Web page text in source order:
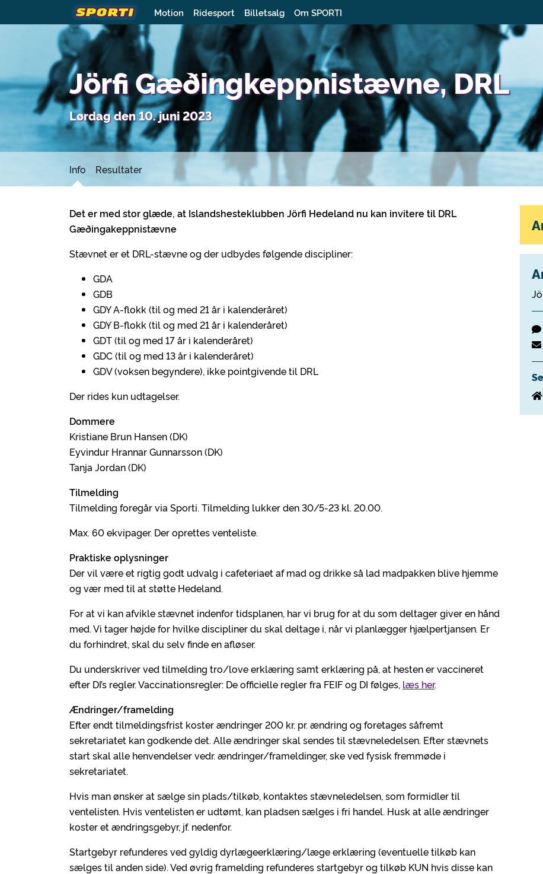
Motion Ridesport Billetsalg Om SPORTI
Jörfi Gæðingkeppnistævne, DRL
Lørdag den 10. juni 2023
Info Resultater
Det er med stor glæde, at Islandshesteklubben Jörfi Hedeland nu kan invitere til DRL
Gæðingakeppnistævne
Stævnet er et DRL-stævne og der udbydes følgende discipliner:
GDA
GDB
GDY A-flokk (til og med 21 år i kalenderåret)
GDY B-flokk (til og med 21 år i kalenderåret)
GDT (til og med 17 år i kalenderåret)
GDC (til og med 13 år i kalenderåret)
GDV (voksen begyndere), ikke pointgivende til DRL
Der rides kun udtagelser.
Dommere
Kristiane Brun Hansen (DK)
Eyvindur Hrannar Gunnarsson (DK)
Tanja Jordan (DK)
Tilmelding
Tilmelding foregår via Sporti. Tilmelding lukker den 30/5-23 kl. 20.00.
Max. 60 ekvipager. Der oprettes venteliste.
Praktiske oplysninger
Der vil være et rigtig godt udvalg i cafeteriaet af mad og drikke så lad madpakken blive hjemme
og vær med til at støtte Hedeland.
For at vi kan afvikle stævnet indenfor tidsplanen, har vi brug for at du som deltager giver en hånd
med. Vi tager højde for hvilke discipliner du skal deltage i, når vi planlægger hjælpertjansen. Er
du forhindret, skal du selv finde en afløser.
Du underskriver ved tilmelding tro/love erklæring samt erklæring på, at hesten er vaccineret
efter DI’s regler. Vaccinationsregler: De officielle regler fra FEIF og DI følges, læs her.
Ændringer/framelding
Efter endt tilmeldingsfrist koster ændringer 200 kr. pr. ændring og foretages såfremt
sekretariatet kan godkende det. Alle ændringer skal sendes til stævneledelsen. Efter stævnets
start skal alle henvendelser vedr. ændringer/frameldinger, ske ved fysisk fremmøde i
sekretariatet.
Hvis man ønsker at sælge sin plads/tilkøb, kontaktes stævneledelsen, som formidler til
ventelisten. Hvis ventelisten er udtømt, kan pladsen sælges i fri handel. Husk at alle ændringer
koster et ændringsgebyr, jf. nedenfor.
Startgebyr refunderes ved gyldig dyrlægeerklæring/læge erklæring (eventuelle tilkøb kan
sælges til anden side). Ved øvrig framelding refunderes startgebyr og tilkøb KUN hvis disse kan